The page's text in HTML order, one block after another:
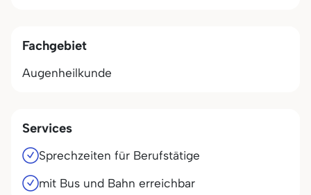
Fachgebiet
Augenheilkunde
Services
Sprechzeiten für Berufstätige
mit Bus und Bahn erreichbar